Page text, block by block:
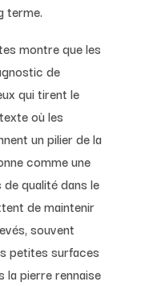
terme.
montre que les
de
qui tirent le
où les
un pilier de la
comme une
qualité dans le
de maintenir
souvent
petites surfaces
la pierre rennaise